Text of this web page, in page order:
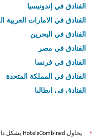
الفنادق في إندونيسيا
الفنادق في الامارات العربية
الفنادق في البحرين
الفنادق في مصر
الفنادق في فرنسا
الفنادق في المملكة المتحدة
الفنادق في إيطاليا
*
يحاول HotelsCombined بشكل دائم الحصول على الأسعار الدقيقة، ولكن